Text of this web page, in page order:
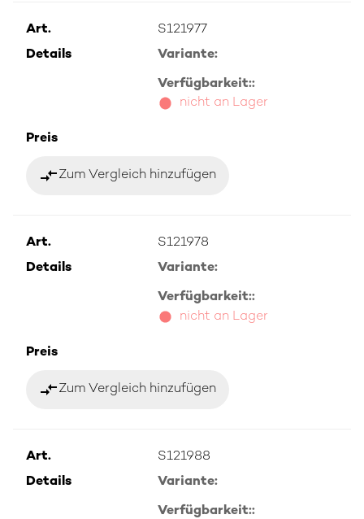
Art.
S121977
Details
Variante:
Verfügbarkeit::
nicht an Lager
Preis
compare_arrowsZum Vergleich hinzufügen
Art.
S121978
Details
Variante:
Verfügbarkeit::
nicht an Lager
Preis
compare_arrowsZum Vergleich hinzufügen
Art.
S121988
Details
Variante:
Verfügbarkeit::